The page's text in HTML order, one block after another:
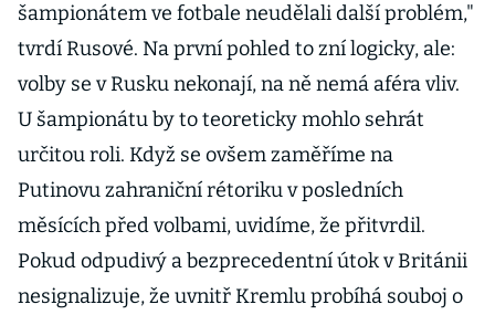
šampionátem ve fotbale neudělali další problém,"
tvrdí Rusové. Na první pohled to zní logicky, ale:
volby se v Rusku nekonají, na ně nemá aféra vliv.
U šampionátu by to teoreticky mohlo sehrát
určitou roli. Když se ovšem zaměříme na
Putinovu zahraniční rétoriku v posledních
měsících před volbami, uvidíme, že přitvrdil.
Pokud odpudivý a bezprecedentní útok v Británii
nesignalizuje, že uvnitř Kremlu probíhá souboj o